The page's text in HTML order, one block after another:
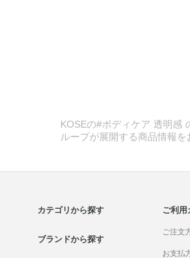
KOSEの#ボディケア 透明感
ループが展開する商品情報を
カテゴリから探す
ブランドから探す
ご利用
ご注文
お支払